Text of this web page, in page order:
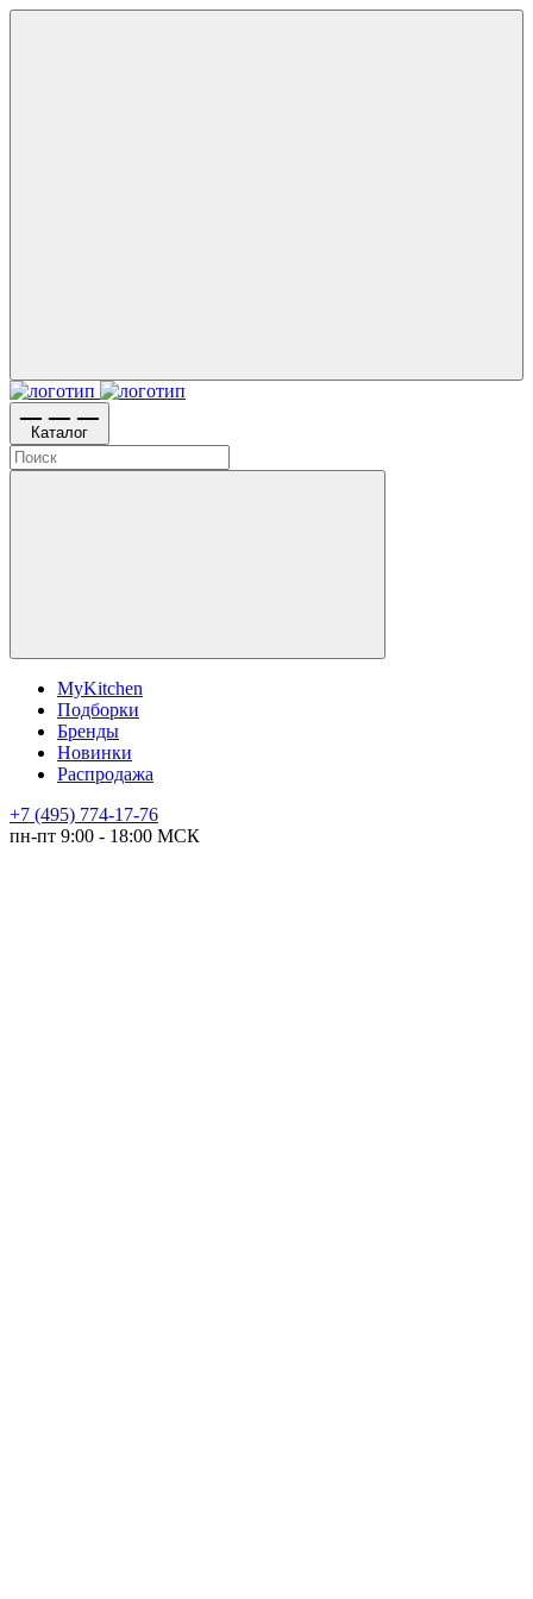
Каталог
MyKitchen
Подборки
Бренды
Новинки
Распродажа
+7 (495) 774-17-76
пн-пт 9:00 - 18:00 МСК